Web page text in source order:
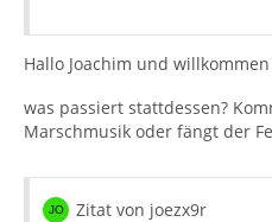
Hallo Joachim und
was passiert stattdessen?
Marschmusik oder fängt der
Zitat von joezx9r